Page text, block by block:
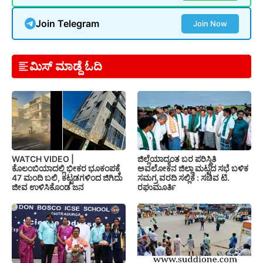
Join Telegram Join Now
ಮಿಸ್ ಮಾಡ್ದೆ ಓದಿ
WATCH VIDEO |
ಕೊಲಂಬಿಯಾದಲ್ಲಿ ಭೀಕರ ಭೂಕಂಪಕ್ಕೆ
47 ಮಂದಿ ಬಲಿ, ಕಟ್ಟಡಗಳಿಂದ ಜಿಗಿದು
ಜೀವ ಉಳಿಸಿಕೊಂಡ ಜನ
ಜಿಲ್ಲೆಯಾದ್ಯಂತ ಬರ ಪರಿಸ್ಥಿತಿ
ಅವಲೋಕನ ಜಿಲ್ಲಾ ಮಟ್ಟದ ಸಭೆ ಬಳಿಕ
ಸಮಗ್ರ ವರದಿ ಸಲ್ಲಿಕೆ : ಸಚಿವ ಟಿ.
ರಘುಮೂರ್ತಿ